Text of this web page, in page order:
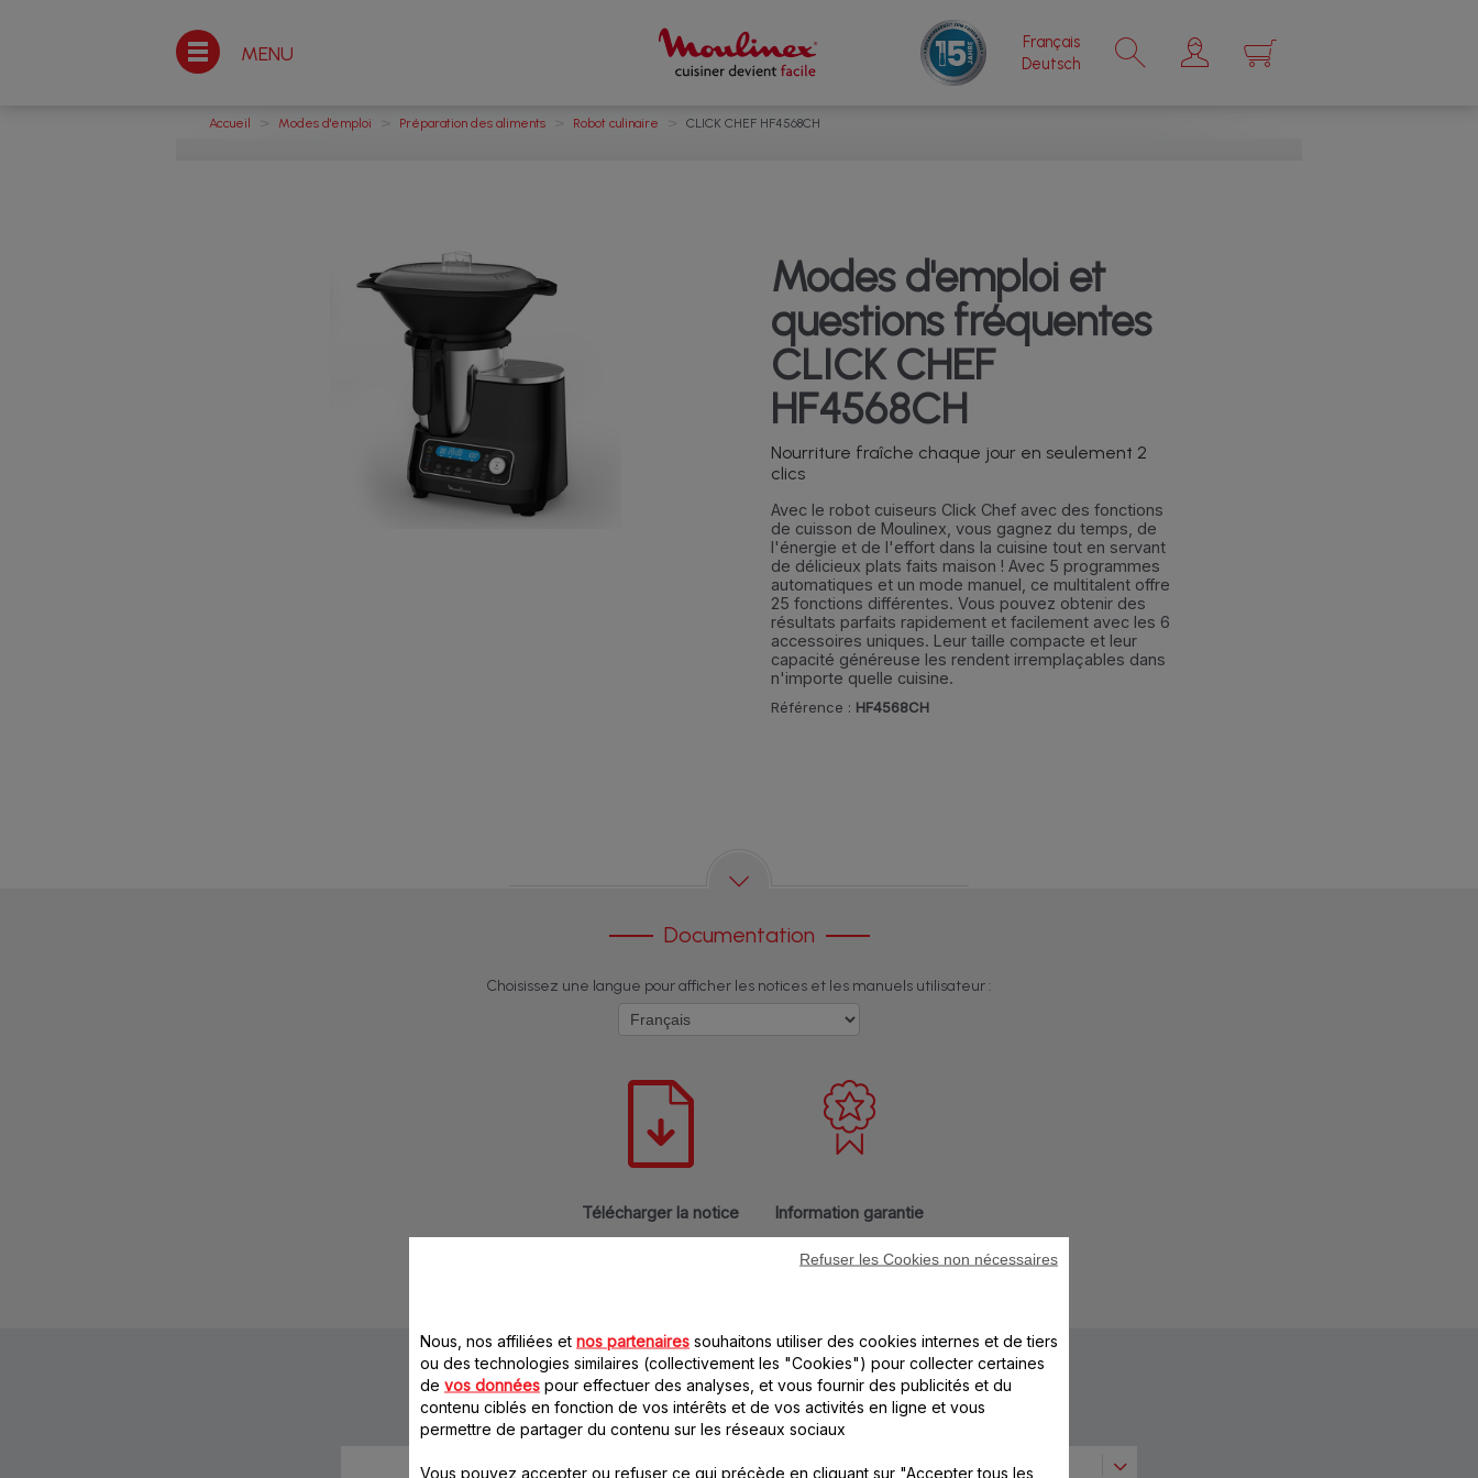
MENU
Français
Deutsch
×
Accueil > Modes d'emploi Préparation des aliments Robot culinaire CLICK CHEF HF4568CH
Modes d'emploi et
questions fréquentes
CLICK CHEF
HF4568CH
Nourriture fraîche chaque jour en seulement 2
clics
Avec le robot cuiseurs Click Chef avec des fonctions
de cuisson de Moulinex, vous gagnez du temps, de
l'énergie et de l'effort dans la cuisine tout en servant
de délicieux plats faits maison ! Avec 5 programmes
automatiques et un mode manuel, ce multitalent offre
25 fonctions différentes. Vous pouvez obtenir des
résultats parfaits rapidement et facilement avec les 6
accessoires uniques. Leur taille compacte et leur
capacité généreuse les rendent irremplaçables dans
n'importe quelle cuisine.
Référence : HF4568CH
Documentation
Choisissez une langue pour afficher les notices et les manuels utilisateur :
Télécharger la notice Information garantie
Questions fréquentes
Application mobile
Nous, nos affiliées et nos partenaires souhaitons utiliser des cookies internes et de tiers
ou des technologies similaires (collectivement les "Cookies") pour collecter certaines
de vos données pour effectuer des analyses, et vous fournir des publicités et du
contenu ciblés en fonction de vos intérêts et de vos activités en ligne et vous
permettre de partager du contenu sur les réseaux sociaux
Vous pouvez accepter ou refuser ce qui précède en cliquant sur "Accepter tous les
Refuser les Cookies non nécessaires